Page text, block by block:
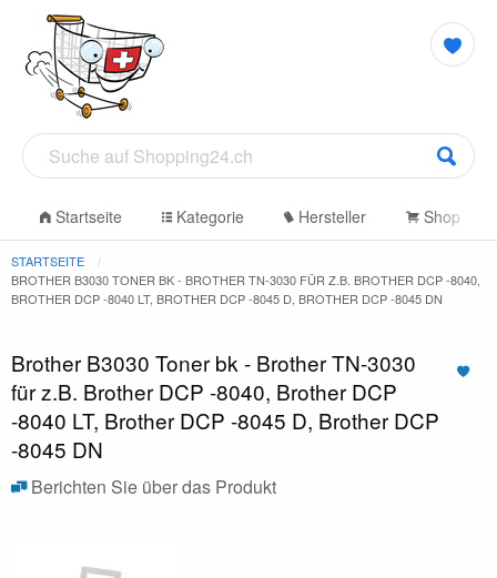
Startseite Kategorie Hersteller Shop
STARTSEITE
BROTHER B3030 TONER BK - BROTHER TN-3030 FÜR Z.B. BROTHER DCP -8040,
BROTHER DCP -8040 LT, BROTHER DCP -8045 D, BROTHER DCP -8045 DN
Brother B3030 Toner bk - Brother TN-3030
für z.B. Brother DCP -8040, Brother DCP
-8040 LT, Brother DCP -8045 D, Brother DCP
-8045 DN
Berichten Sie über das Produkt